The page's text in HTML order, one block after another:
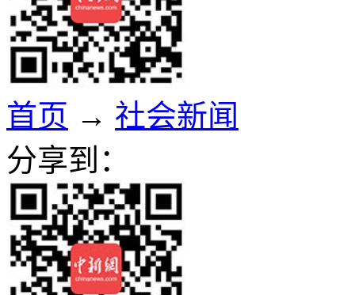
首页 → 社会新闻
分享到：